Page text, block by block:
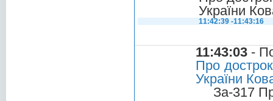
України
11:42:39 -11:43:16
11:43:03 -
Про
України
За-317